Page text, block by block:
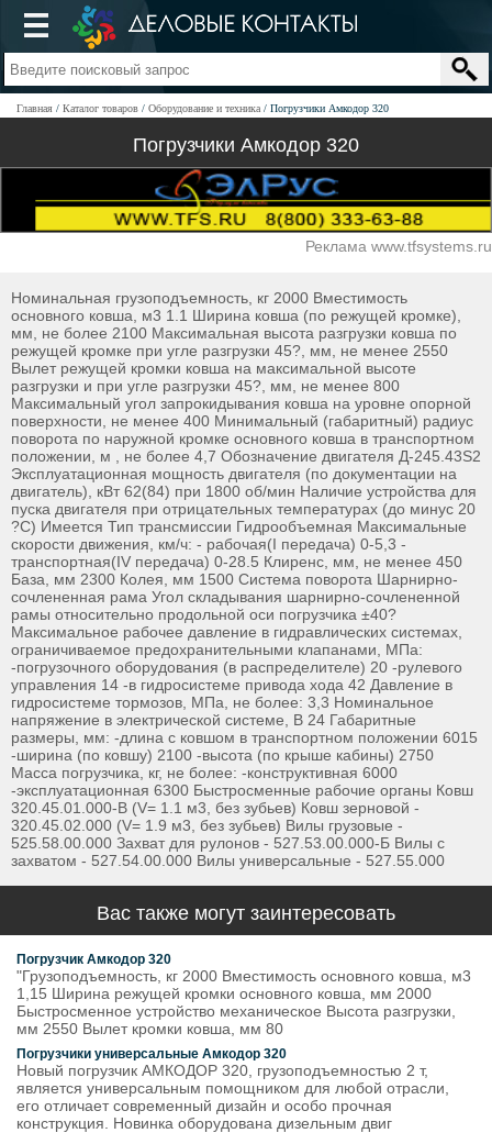
Главная Каталог товаров Оборудование и техника Погрузчики Амкодор 320
Погрузчики Амкодор 320
Реклама www.tfsystems.ru
Номинальная грузоподъемность, кг 2000 Вместимость
основного ковша, м3 1.1 Ширина ковша (по режущей кромке),
мм, не более 2100 Максимальная высота разгрузки ковша по
режущей кромке при угле разгрузки 45?, мм, не менее 2550
Вылет режущей кромки ковша на максимальной высоте
разгрузки и при угле разгрузки 45?, мм, не менее 800
Максимальный угол запрокидывания ковша на уровне опорной
поверхности, не менее 400 Минимальный (габаритный) радиус
поворота по наружной кромке основного ковша в транспортном
положении, м , не более 4,7 Обозначение двигателя Д-245.43S2
Эксплуатационная мощность двигателя (по документации на
двигатель), кВт 62(84) при 1800 об/мин Наличие устройства для
пуска двигателя при отрицательных температурах (до минус 20
?С) Имеется Тип трансмиссии Гидрообъемная Максимальные
скорости движения, км/ч: - рабочая(I передача) 0-5,3 -
транспортная(IV передача) 0-28.5 Клиренс, мм, не менее 450
База, мм 2300 Колея, мм 1500 Система поворота Шарнирно-
сочлененная рама Угол складывания шарнирно-сочлененной
рамы относительно продольной оси погрузчика ±40?
Максимальное рабочее давление в гидравлических системах,
ограничиваемое предохранительными клапанами, МПа:
-погрузочного оборудования (в распределителе) 20 -рулевого
управления 14 -в гидросистеме привода хода 42 Давление в
гидросистеме тормозов, МПа, не более: 3,3 Номинальное
напряжение в электрической системе, В 24 Габаритные
размеры, мм: -длина с ковшом в транспортном положении 6015
-ширина (по ковшу) 2100 -высота (по крыше кабины) 2750
Масса погрузчика, кг, не более: -конструктивная 6000
-эксплуатационная 6300 Быстросменные рабочие органы Ковш
320.45.01.000-В (V= 1.1 м3, без зубьев) Ковш зерновой -
320.45.02.000 (V= 1.9 м3, без зубьев) Вилы грузовые -
525.58.00.000 Захват для рулонов - 527.53.00.000-Б Вилы с
захватом - 527.54.00.000 Вилы универсальные - 527.55.000
Вас также могут заинтересовать
Погрузчик Амкодор 320
"Грузоподъемность, кг 2000 Вместимость основного ковша, м3
1,15 Ширина режущей кромки основного ковша, мм 2000
Быстросменное устройство механическое Высота разгрузки,
мм 2550 Вылет кромки ковша, мм 80
Погрузчики универсальные Амкодор 320
Новый погрузчик АМКОДОР 320, грузоподъемностью 2 т,
является универсальным помощником для любой отрасли,
его отличает современный дизайн и особо прочная
конструкция. Новинка оборудована дизельным двиг